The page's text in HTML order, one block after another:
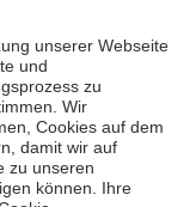
e.V.